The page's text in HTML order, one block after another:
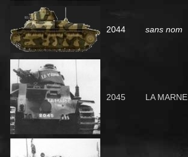
2044 sans nom
2045 LA MARNE